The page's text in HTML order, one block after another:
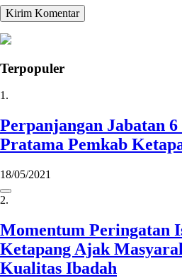
Terpopuler
1.
Perpanjangan Jabatan
Pratama Pemkab
18/05/2021
2.
Momentum Peringatan
Ketapang Ajak
Kualitas Ibadah